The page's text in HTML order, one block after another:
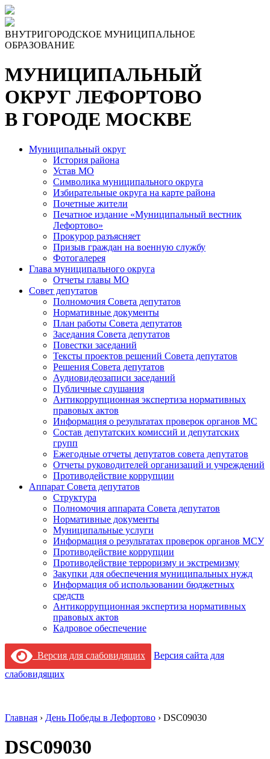
Skip
to
the
content
ВНУТРИГОРОДСКОЕ МУНИЦИПАЛЬНОЕ
ОБРАЗОВАНИЕ
МУНИЦИПАЛЬНЫЙ
ОКРУГ ЛЕФОРТОВО
В ГОРОДЕ МОСКВЕ
Муниципальный округ
История района
Устав МО
Символика муниципального округа
Избирательные округа на карте района
Почетные жители
Печатное издание «Муниципальный вестник
Лефортово»
Прокурор разъясняет
Призыв граждан на военную службу
Фотогалерея
Глава муниципального округа
Отчеты главы МО
Совет депутатов
Полномочия Совета депутатов
Нормативные документы
План работы Совета депутатов
Заседания Cовета депутатов
Повестки заседаний
Тексты проектов решений Совета депутатов
Решения Совета депутатов
Аудиовидеозаписи заседаний
Публичные слушания
Антикоррупционная экспертиза нормативных
правовых актов
Информация о результатах проверок органов МС
Состав депутатских комиссий и депутатских
групп
Ежегодные отчеты депутатов совета депутатов
Отчеты руководителей организаций и учреждений
Противодействие коррупции
Аппарат Совета депутатов
Структура
Полномочия аппарата Совета депутатов
Нормативные документы
Муниципальные услуги
Информация о результатах проверок органов МСУ
Противодействие коррупции
Противодействие терроризму и экстремизму
Закупки для обеспечения муниципальных нужд
Информация об использовании бюджетных
средств
Антикоррупционная экспертиза нормативных
правовых актов
Кадровое обеспечение
Версия для слабовидящих
Версия сайта для
слабовидящих
Главная › День Победы в Лефортово › DSC09030
DSC09030